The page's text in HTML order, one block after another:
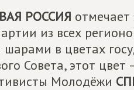
РОССИЯ
из всех
в цветах
Совета, этот
Молодёжи